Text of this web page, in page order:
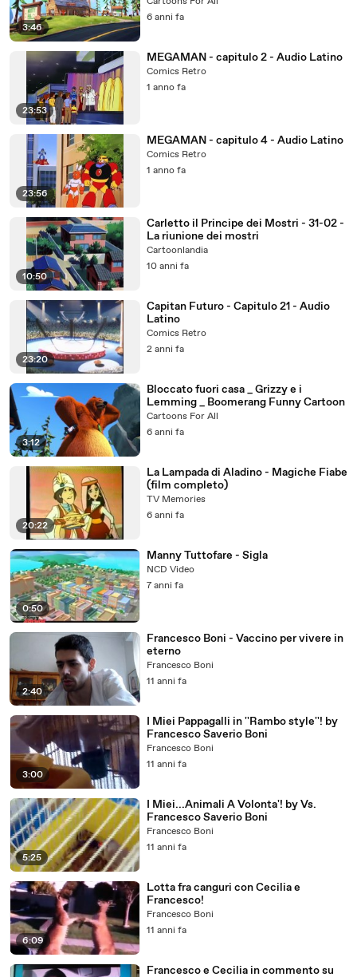
3:46
6 anni fa
23:53
MEGAMAN - capitulo 2 - Audio Latino
Comics Retro
1 anno fa
23:56
MEGAMAN - capitulo 4 - Audio Latino
Comics Retro
1 anno fa
10:50
Carletto il Principe dei Mostri - 31-02 -
La riunione dei mostri
Cartoonlandia
10 anni fa
23:20
Capitan Futuro - Capitulo 21 - Audio
Latino
Comics Retro
2 anni fa
3:12
Bloccato fuori casa _ Grizzy e i
Lemming _ Boomerang Funny Cartoon
Cartoons For All
6 anni fa
20:22
La Lampada di Aladino - Magiche Fiabe
(film completo)
TV Memories
6 anni fa
0:50
Manny Tuttofare - Sigla
NCD Video
7 anni fa
2:40
Francesco Boni - Vaccino per vivere in
eterno
Francesco Boni
11 anni fa
3:00
I Miei Pappagalli in ''Rambo style''! by
Francesco Saverio Boni
Francesco Boni
11 anni fa
5:25
I Miei...Animali A Volonta'! by Vs.
Francesco Saverio Boni
Francesco Boni
11 anni fa
6:09
Lotta fra canguri con Cecilia e
Francesco!
Francesco Boni
11 anni fa
Francesco e Cecilia in commento su